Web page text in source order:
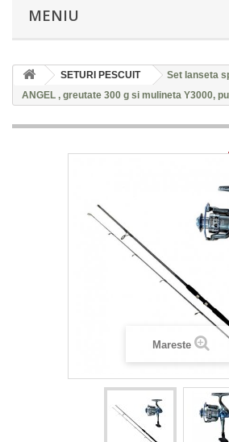
MENIU
SETURI PESCUIT
Set lanseta
ANGEL , greutate 300 g si mulineta Y3000,
Mareste